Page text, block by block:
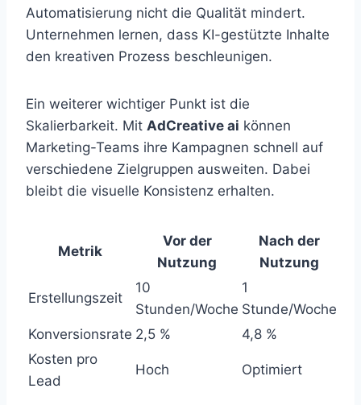
Automatisierung nicht die Qualität mindert.
Unternehmen lernen, dass KI-gestützte Inhalte
den kreativen Prozess beschleunigen.
Ein weiterer wichtiger Punkt ist die
Skalierbarkeit. Mit AdCreative ai können
Marketing-Teams ihre Kampagnen schnell auf
verschiedene Zielgruppen ausweiten. Dabei
bleibt die visuelle Konsistenz erhalten.
Metrik
Vor der
Nutzung
Nach der
Nutzung
Erstellungszeit
10
Stunden/Woche
1
Stunde/Woche
Konversionsrate 2,5 %
4,8 %
Kosten pro
Lead
Hoch Optimiert